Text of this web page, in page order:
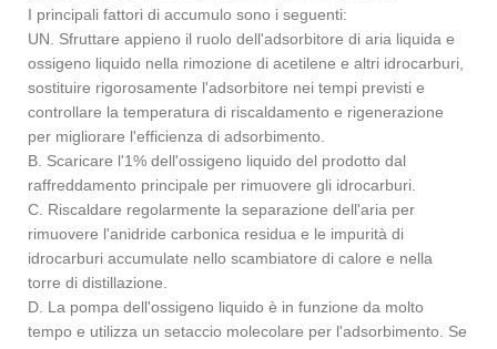
I principali fattori di accumulo sono i seguenti:
UN. Sfruttare appieno il ruolo dell'adsorbitore di aria liquida e
ossigeno liquido nella rimozione di acetilene e altri idrocarburi,
sostituire rigorosamente l'adsorbitore nei tempi previsti e
controllare la temperatura di riscaldamento e rigenerazione
per migliorare l'efficienza di adsorbimento.
B. Scaricare l'1% dell'ossigeno liquido del prodotto dal
raffreddamento principale per rimuovere gli idrocarburi.
C. Riscaldare regolarmente la separazione dell'aria per
rimuovere l'anidride carbonica residua e le impurità di
idrocarburi accumulate nello scambiatore di calore e nella
torre di distillazione.
D. La pompa dell'ossigeno liquido è in funzione da molto
tempo e utilizza un setaccio molecolare per l'adsorbimento. Se